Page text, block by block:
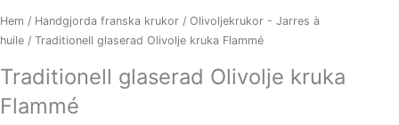
Hem / Handgjorda franska krukor / Olivoljekrukor - Jarres à
huile / Traditionell glaserad Olivolje kruka Flammé
Traditionell glaserad Olivolje kruka
Flammé